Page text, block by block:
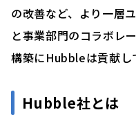
の改善など、より一層
と事業部門のコラボレ
構築にHubbleは貢献し
Hubble社とは